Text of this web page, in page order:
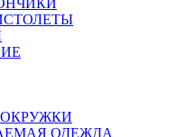
ОДЕЖДА